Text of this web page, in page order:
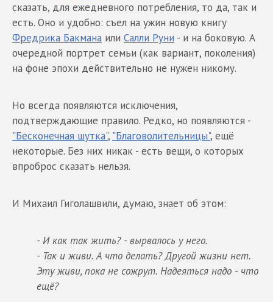
сказать, для ежедневного потребления, то да, так и
есть. Оно и удобно: съел на ужин новую книгу
Фредрика Бакмана или Салли Руни - и на боковую. А
очередной портрет семьи (как вариант, поколения)
на фоне эпохи действительно не нужен никому.
Но всегда появляются исключения,
подтверждающие правило. Редко, но появляются -
"Бесконечная шутка", "Благоволительницы", ещё
некоторые. Без них никак - есть вещи, о которых
впроброс сказать нельзя.
И Михаил Гиголашвили, думаю, знает об этом:
- И как так жить? - вырвалось у него.
- Так и живи. А что делать? Другой жизни нет.
Эту живи, пока не сожрут. Надеяться надо - что
ещё?